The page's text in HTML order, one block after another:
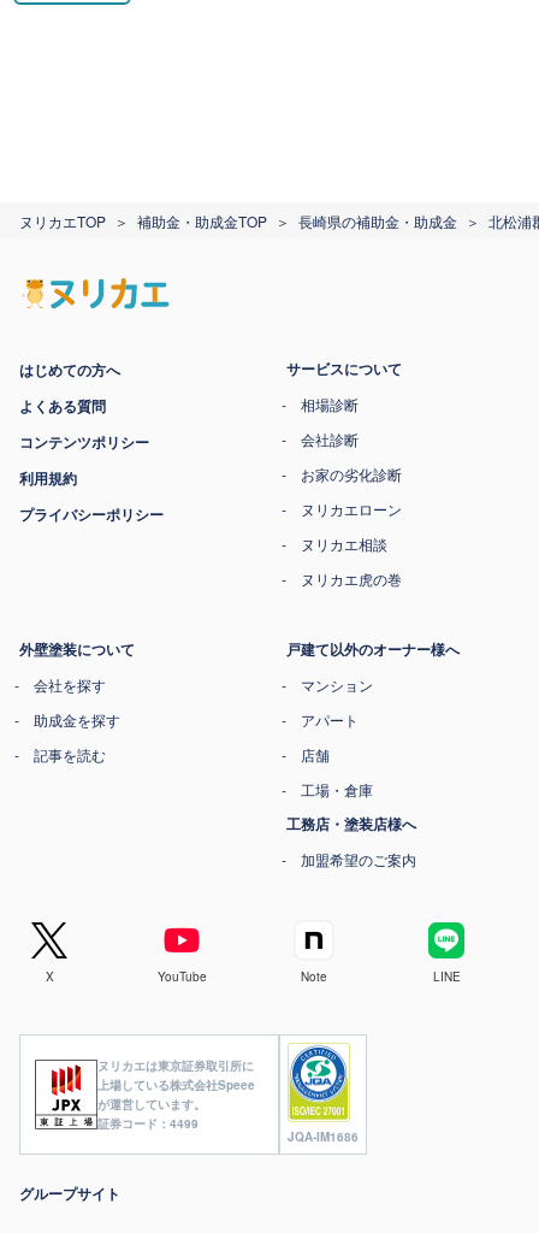
ヌリカエTOP 補助金・助成金TOP 長崎県の補助金・助成金 北松浦
ヌリカエは東京証券取引所に
上場している株式会社Speee
が運営しています。
証券コード：4499
JQA-IM1686
はじめての方へ
よくある質問
コンテンツポリシー
利用規約
プライバシーポリシー
サービスについて
相場診断
会社診断
お家の劣化診断
ヌリカエローン
ヌリカエ相談
ヌリカエ虎の巻
外壁塗装について
会社を探す
助成金を探す
記事を読む
戸建て以外のオーナー様へ
マンション
アパート
店舗
工場・倉庫
工務店・塗装店様へ
加盟希望のご案内
X YouTube Note LINE
グループサイト